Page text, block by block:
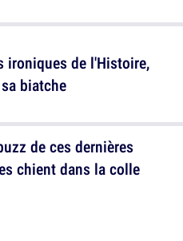
de ces dernières
chient dans la colle
ironiques de l'Histoire,
biatche